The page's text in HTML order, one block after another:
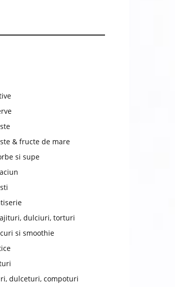
& fructe de mare
si supe
dulciuri, torturi
si smoothie
dulceturi, compoturi